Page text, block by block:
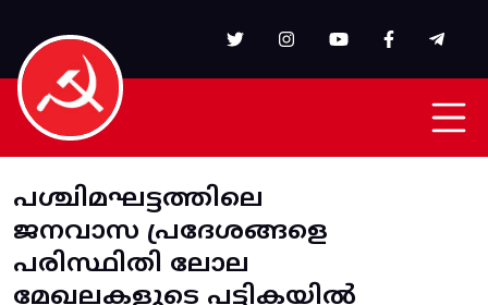
പശ്ചിമഘട്ടത്തിലെ
ജനവാസ പ്രദേശങ്ങളെ
പരിസ്ഥിതി ലോല
മേഖലകളുടെ പട്ടികയില്‍